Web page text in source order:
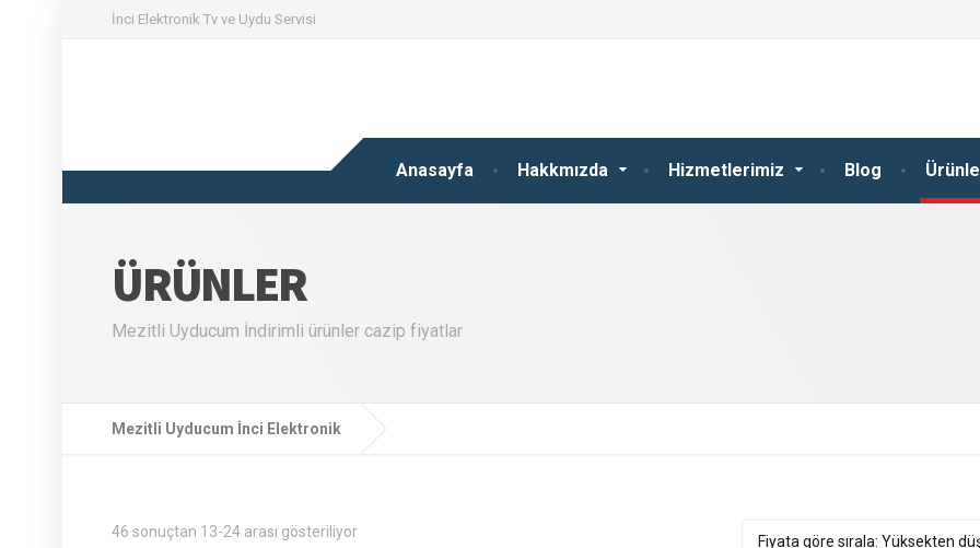
İnci Elektronik Tv ve Uydu Servisi
Anasayfa Hakkmızda Hizmetlerimiz Blog
ÜRÜNLER
Mezitli Uyducum İndirimli ürünler cazip fiyatlar
Mezitli Uyducum İnci Elektronik
46 sonuçtan 13-24 arası gösteriliyorFiyata